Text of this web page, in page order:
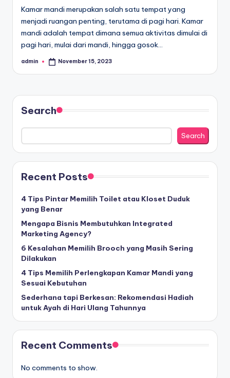
Kamar mandi merupakan salah satu tempat yang
menjadi ruangan penting, terutama di pagi hari. Kamar
mandi adalah tempat dimana semua aktivitas dimulai di
pagi hari, mulai dari mandi, hingga gosok…
Posted
admin November 15, 2023
Search
Search
Recent Posts
4 Tips Pintar Memilih Toilet atau Kloset Duduk
yang Benar
Mengapa Bisnis Membutuhkan Integrated
Marketing Agency?
6 Kesalahan Memilih Brooch yang Masih Sering
Dilakukan
4 Tips Memilih Perlengkapan Kamar Mandi yang
Sesuai Kebutuhan
Sederhana tapi Berkesan: Rekomendasi Hadiah
untuk Ayah di Hari Ulang Tahunnya
Recent Comments
No comments to show.